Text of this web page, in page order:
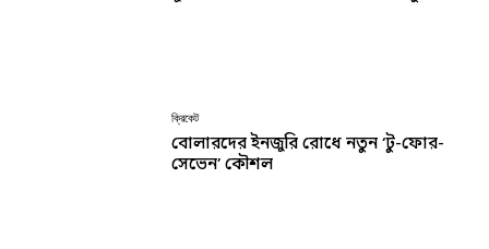
ক্রিকেট
বোলারদের ইনজুরি রোধে নতুন ‘টু-ফোর-
সেভেন’ কৌশল